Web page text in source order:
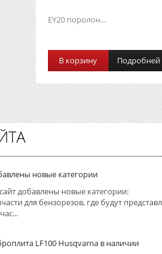
EY20 поролон...
В корзину Подробней
новые категории
добавлены новые категории:
для бензорезов, где будут
LF100 Husqvarna в наличии